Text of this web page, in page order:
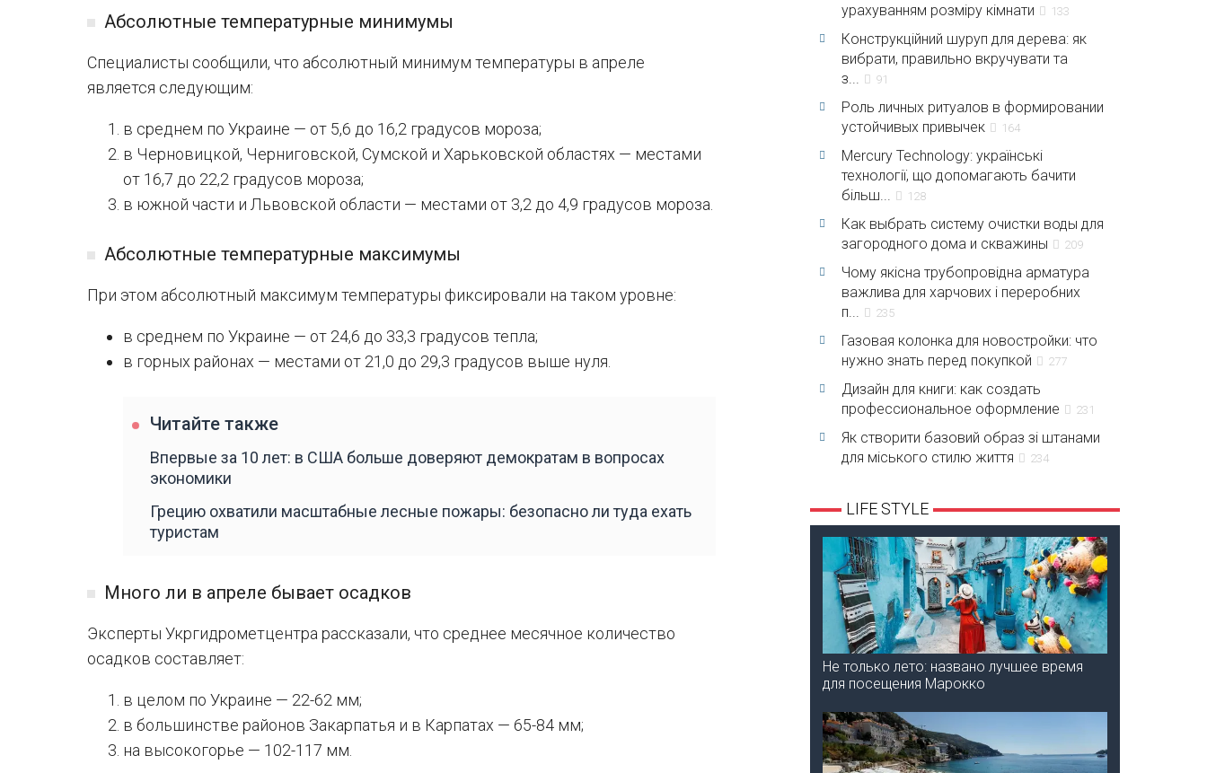
Абсолютные температурные минимумы
Специалисты сообщили, что абсолютный минимум температуры в апреле
является следующим:
в среднем по Украине — от 5,6 до 16,2 градусов мороза;
в Черновицкой, Черниговской, Сумской и Харьковской областях — местами
от 16,7 до 22,2 градусов мороза;
в южной части и Львовской области — местами от 3,2 до 4,9 градусов мороза.
Абсолютные температурные максимумы
При этом абсолютный максимум температуры фиксировали на таком уровне:
в среднем по Украине — от 24,6 до 33,3 градусов тепла;
в горных районах — местами от 21,0 до 29,3 градусов выше нуля.
Читайте также
Впервые за 10 лет: в США больше доверяют демократам в вопросах
экономики
Грецию охватили масштабные лесные пожары: безопасно ли туда ехать
туристам
Много ли в апреле бывает осадков
Эксперты Укргидрометцентра рассказали, что среднее месячное количество
осадков составляет:
в целом по Украине — 22-62 мм;
в большинстве районов Закарпатья и в Карпатах — 65-84 мм;
на высокогорье — 102-117 мм.
урахуванням розміру кімнати
133
Конструкційний шуруп для дерева: як
вибрати, правильно вкручувати та
з...
91
Роль личных ритуалов в формировании
устойчивых привычек
164
Mercury Technology: українські
технології, що допомагають бачити
більш...
128
Как выбрать систему очистки воды для
загородного дома и скважины
209
Чому якісна трубопровідна арматура
важлива для харчових і переробних
п...
235
Газовая колонка для новостройки: что
нужно знать перед покупкой
277
Дизайн для книги: как создать
профессиональное оформление
231
Як створити базовий образ зі штанами
для міського стилю життя
234
LIFE STYLE
Не только лето: названо лучшее время
для посещения Марокко